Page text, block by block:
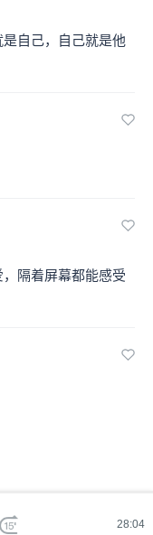
28:04
自己，自己就是他
隔着屏幕都能感受